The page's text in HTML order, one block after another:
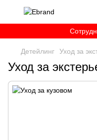
Детейлинг Уход за
Уход за